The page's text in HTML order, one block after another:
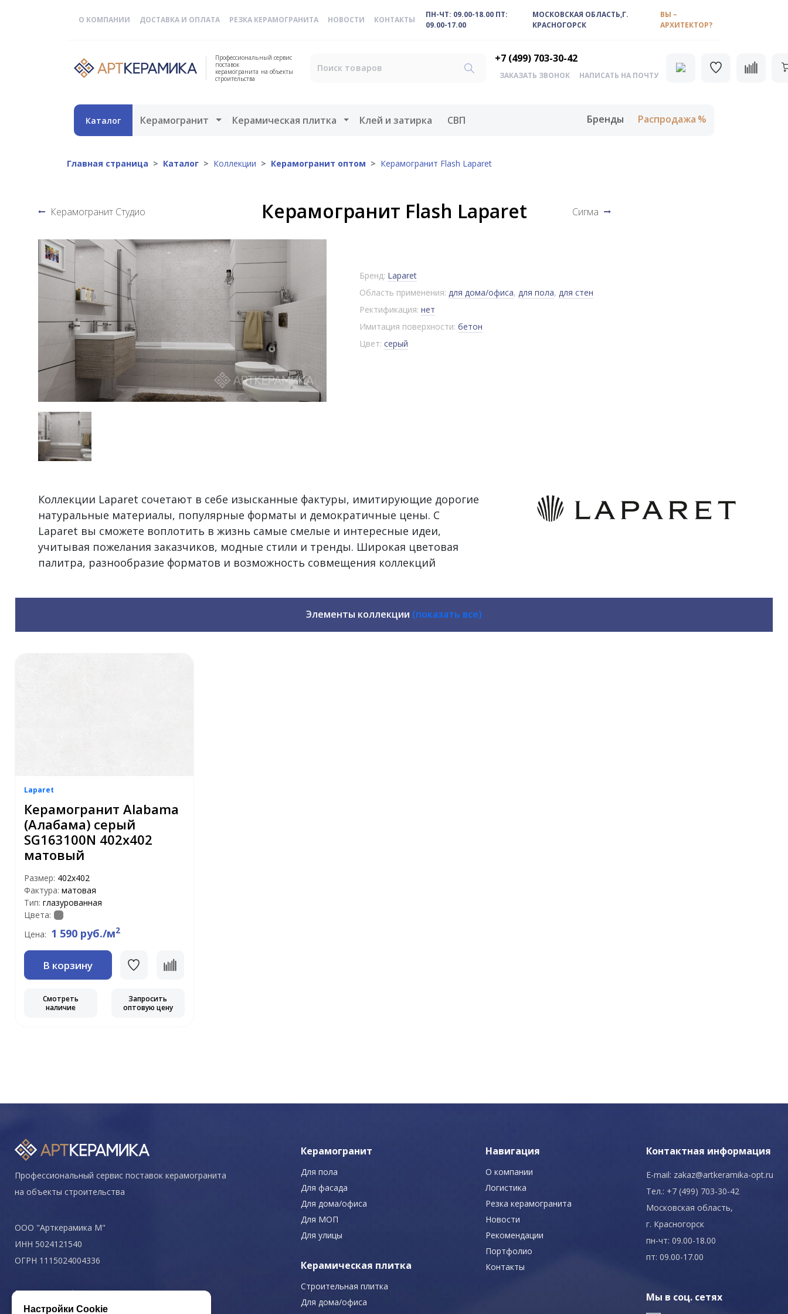
О КОМПАНИИ ДОСТАВКА И ОПЛАТА РЕЗКА КЕРАМОГРАНИТА НОВОСТИ КОНТАКТЫ
ПН-ЧТ: 09.00-18.00 ПТ:
09.00-17.00
МОСКОВСКАЯ ОБЛАСТЬ,Г.
КРАСНОГОРСК
ВЫ –
АРХИТЕКТОР?
Профессиональный сервис
поставок
керамогранита на объекты
строительства
+7 (499) 703-30-42
ЗАКАЗАТЬ ЗВОНОК НАПИСАТЬ НА ПОЧТУ
Каталог Керамогранит Открыть меню
Керамическая плитка Открыть меню
Клей и затирка СВП Бренды Распродажа
Главная страница Каталог Коллекции Керамогранит оптом Керамогранит Flash Laparet
Керамогранит Студио Керамогранит Flash Laparet Сигма
Бренд: Laparet
Область применения: для дома/офиса, для пола, для стен
Ректификация: нет
Имитация поверхности: бетон
Цвет: серый
Коллекции Laparet сочетают в себе изысканные фактуры, имитирующие дорогие
натуральные материалы, популярные форматы и демократичные цены. С
Laparet вы сможете воплотить в жизнь самые смелые и интересные идеи,
учитывая пожелания заказчиков, модные стили и тренды. Широкая цветовая
палитра, разнообразие форматов и возможность совмещения коллекций
Элементы коллекции (показать все)
Laparet
Керамогранит Alabama
(Алабама) серый
SG163100N 402x402
матовый
Размер: 402x402
Фактура: матовая
Тип: глазурованная
Цвета:
Цена: 1 590 руб./м2
В корзину
Смотреть
наличие
Запросить
оптовую цену
Профессиональный сервис поставок керамогранита
на объекты строительства
ООО "Арткерамика М"
ИНН 5024121540
ОГРН 1115024004336
Политика конфиденциальности
Керамогранит
Для пола
Для фасада
Для дома/офиса
Для МОП
Для улицы
Керамическая плитка
Строительная плитка
Для дома/офиса
Навигация
О компании
Логистика
Резка керамогранита
Новости
Рекомендации
Портфолио
Контакты
Контактная информация
E-mail: zakaz@artkeramika-opt.ru
Тел.: +7 (499) 703-30-42
Московская область,
г. Красногорск
пн-чт: 09.00-18.00
пт: 09.00-17.00
Мы в соц. сетях
Настройки Cookie